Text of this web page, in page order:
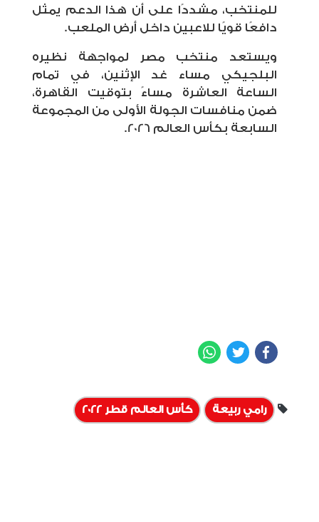
للمنتخب، مشددًا على أن هذا الدعم يمثل
دافعًا قويًا للاعبين داخل أرض الملعب.
ويستعد منتخب مصر لمواجهة نظيره
البلجيكي مساء غد الإثنين، في تمام
الساعة العاشرة مساءً بتوقيت القاهرة،
ضمن منافسات الجولة الأولى من المجموعة
السابعة بكأس العالم 2026.
Facebook
Twitter
رامي ربيعة كأس العالم قطر 2022